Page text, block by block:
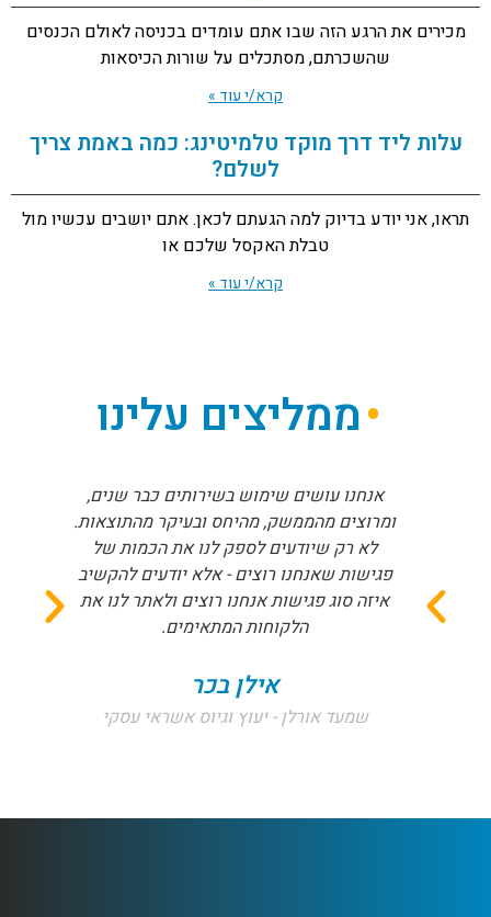
מכירים את הרגע הזה שבו אתם עומדים בכניסה לאולם הכנסים
שהשכרתם, מסתכלים על שורות הכיסאות
קרא/י עוד »
עלות ליד דרך מוקד טלמיטינג: כמה באמת צריך
לשלם?
תראו, אני יודע בדיוק למה הגעתם לכאן. אתם יושבים עכשיו מול
טבלת האקסל שלכם או
קרא/י עוד »
ממליצים עלינו
אנחנו עושים שימוש בשירותים כבר שנים,
ומרוצים מהממשק, מהיחס ובעיקר מהתוצאות.
לא רק שיודעים לספק לנו את הכמות של
פגישות שאנחנו רוצים - אלא יודעים להקשיב
איזה סוג פגישות אנחנו רוצים ולאתר לנו את
הלקוחות המתאימים.
אילן בכר
שמעד אורלן - יעוץ וגיוס אשראי עסקי